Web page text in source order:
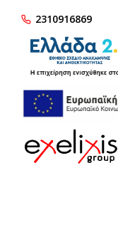
2310916869